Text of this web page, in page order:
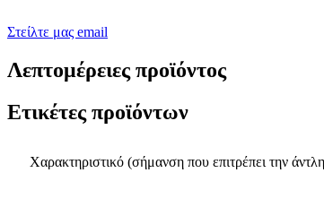
Στείλτε μας email
Λεπτομέρειες προϊόντος
Ετικέτες προϊόντων
Χαρακτηριστικό (σήμανση που επιτρέπει την